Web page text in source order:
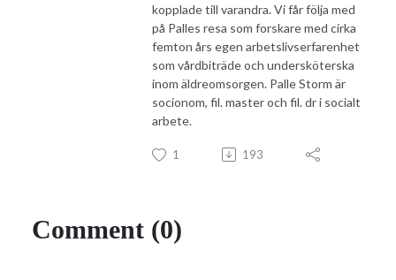
kopplade till varandra. Vi får följa med
på Palles resa som forskare med cirka
femton års egen arbetslivserfarenhet
som vårdbiträde och undersköterska
inom äldreomsorgen. Palle Storm är
socionom, fil. master och fil. dr i socialt
arbete.
1 193
Comment (0)